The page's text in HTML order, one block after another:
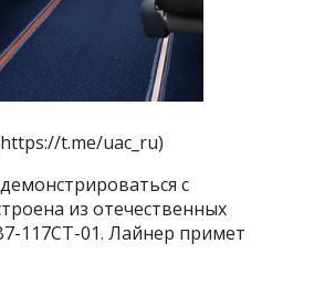
t.me/uac_ru)
с
из отечественных
117СТ-01. Лайнер примет